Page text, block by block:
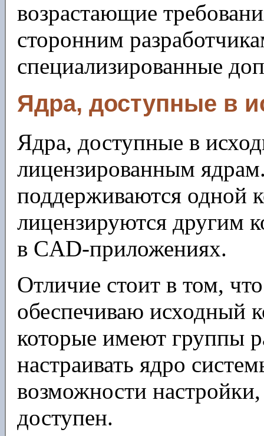
возрастающие
сторонним
специализированные
Ядра, доступные в
Ядра, доступные в
лицензированным
поддерживаются одной
лицензируются другим
в CAD-приложениях.
Отличие стоит в том,
обеспечиваю исходный
которые имеют группы
настраивать ядро
возможности
доступен.